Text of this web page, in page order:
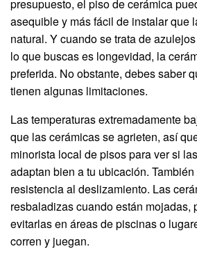
presupuesto, el piso de cerámica
asequible y más fácil de instalar que
natural. Y cuando se trata de
lo que buscas es longevidad, la
preferida. No obstante, debes saber
tienen algunas limitaciones.
Las temperaturas extremadamente
que las cerámicas se agrieten, así
minorista local de pisos para ver si
adaptan bien a tu ubicación.
resistencia al deslizamiento. Las
resbaladizas cuando están mojadas,
evitarlas en áreas de piscinas o
corren y juegan.